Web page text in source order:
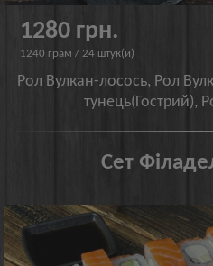
1280 грн.
1240 грам / 24 штук(и)
Рол Вулкан-лосось, Рол
тунець(Гострий),
Сет